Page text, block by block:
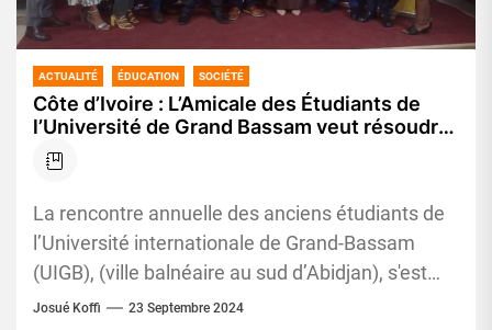
ACTUALITÉ ÉDUCATION SOCIÉTÉ
Côte d’Ivoire : L’Amicale des Étudiants de
l’Université de Grand Bassam veut résoudre
les problèmes d’employabilité à travers le
réseautage
La rencontre annuelle des anciens étudiants de
l’Université internationale de Grand-Bassam
(UIGB), (ville balnéaire au sud d’Abidjan), s'est
tenue le Samedi 21 septembre 2024, dans...
Josué Koffi 23 Septembre 2024